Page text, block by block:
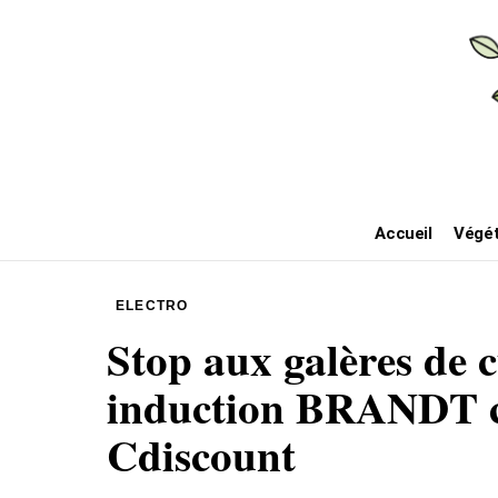
Accueil
ELECTRO
Stop aux galères de
induction BRANDT
Cdiscount